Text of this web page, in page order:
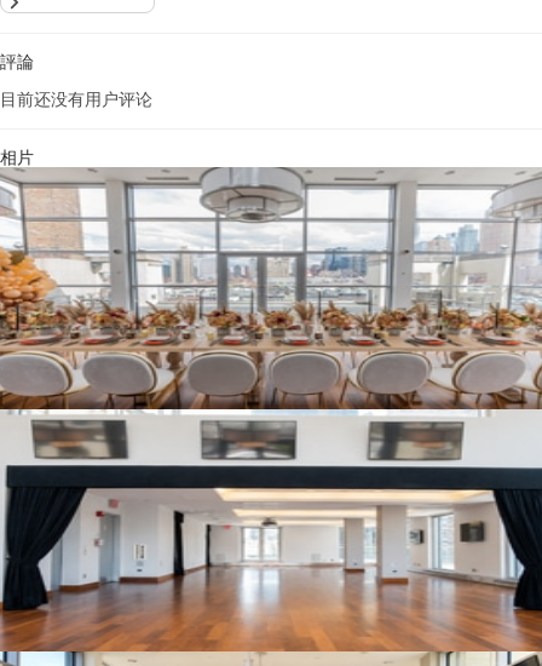
評論
目前还没有用户评论
相片